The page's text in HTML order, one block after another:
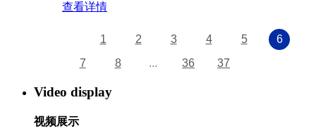
查看详情
1 2 3 4 5
6
7
8 ... 36 37
Video display
视频展示